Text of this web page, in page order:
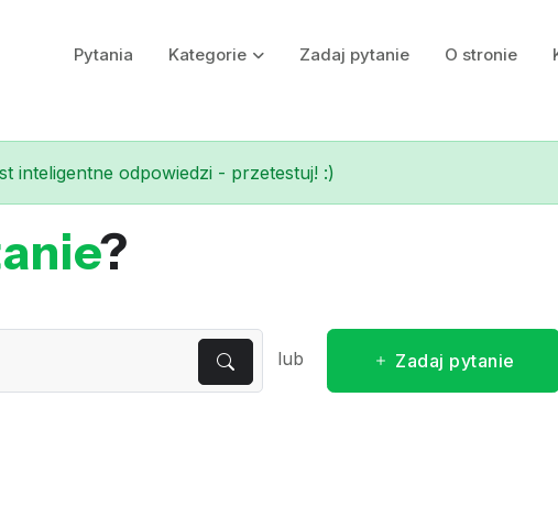
Pytania Kategorie Zadaj pytanie O stronie
inteligentne odpowiedzi - przetestuj! :)
?
lub Zadaj pytanie